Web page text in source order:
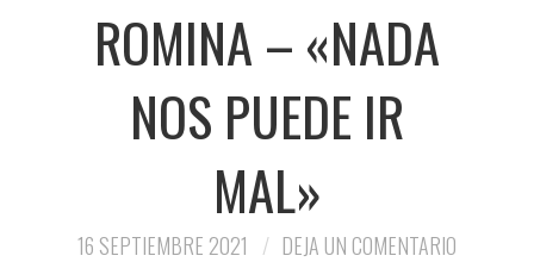
ROMINA – «NADA
NOS PUEDE IR
MAL»
16 SEPTIEMBRE 2021 DEJA UN COMENTARIO